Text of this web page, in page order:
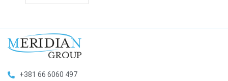
+381 66 6060 497